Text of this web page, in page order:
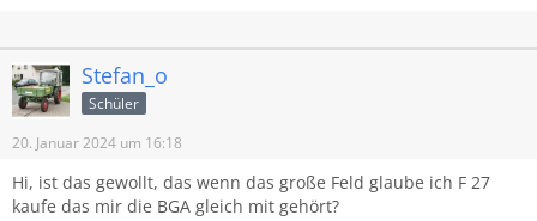
Stefan_o
Schüler
20. Januar 2024 um 16:18
Hi, ist das gewollt, das wenn das große Feld glaube ich F 27
kaufe das mir die BGA gleich mit gehört?